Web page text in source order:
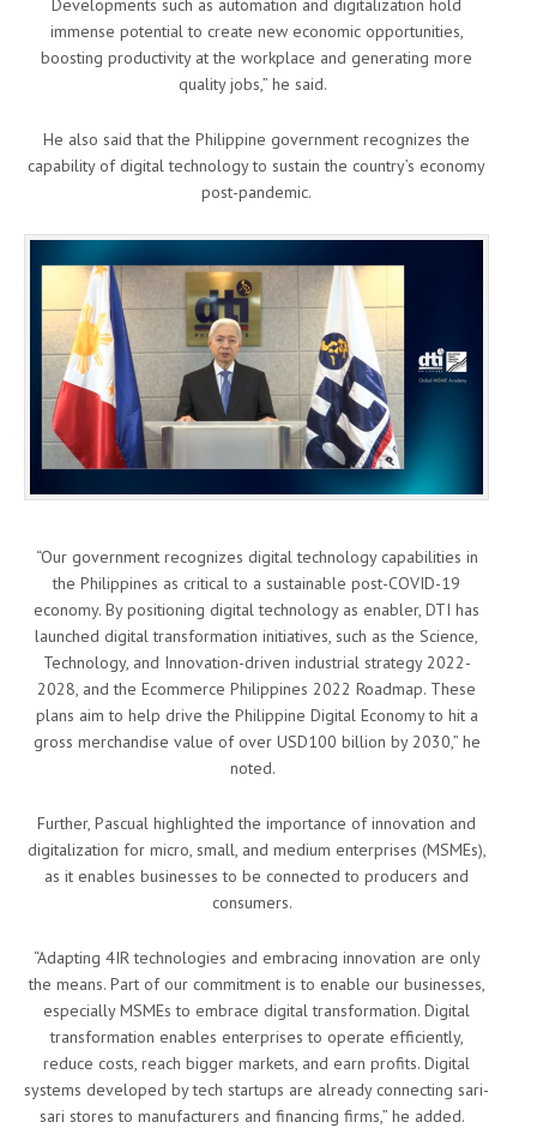
Developments such as automation and digitalization hold
immense potential to create new economic opportunities,
boosting productivity at the workplace and generating more
quality jobs,” he said.
He also said that the Philippine government recognizes the
capability of digital technology to sustain the country’s economy
post-pandemic.
“Our government recognizes digital technology capabilities in
the Philippines as critical to a sustainable post-COVID-19
economy. By positioning digital technology as enabler, DTI has
launched digital transformation initiatives, such as the Science,
Technology, and Innovation-driven industrial strategy 2022-
2028, and the Ecommerce Philippines 2022 Roadmap. These
plans aim to help drive the Philippine Digital Economy to hit a
gross merchandise value of over USD100 billion by 2030,” he
noted.
Further, Pascual highlighted the importance of innovation and
digitalization for micro, small, and medium enterprises (MSMEs),
as it enables businesses to be connected to producers and
consumers.
“Adapting 4IR technologies and embracing innovation are only
the means. Part of our commitment is to enable our businesses,
especially MSMEs to embrace digital transformation. Digital
transformation enables enterprises to operate efficiently,
reduce costs, reach bigger markets, and earn profits. Digital
systems developed by tech startups are already connecting sari-
sari stores to manufacturers and financing firms,” he added.